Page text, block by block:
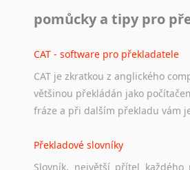
Odkazy poskytující cenné
Studium v Austrálii
Soubor odkazů užitečných všem,
a zázemí, australské univerzity a
Práce v Austrálii
pomůcky a tipy pro
CAT - software pro překladatele
CAT je zkratkou z anglického
většinou překládán jako
fráze a při dalším překladu vám
Překladové slovníky
Slovník, největší přítel